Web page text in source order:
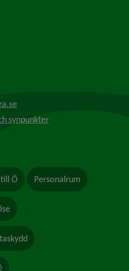
annan webbplats, öppnas i nytt
synpunkter
Ö Personalrum